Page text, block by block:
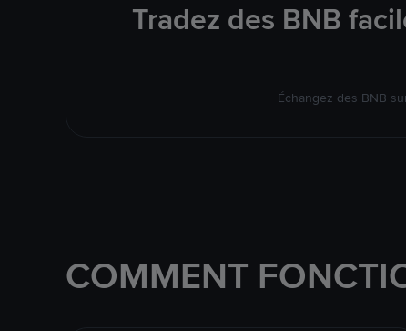
Tradez des BNB
Échangez des BNB
COMMENT